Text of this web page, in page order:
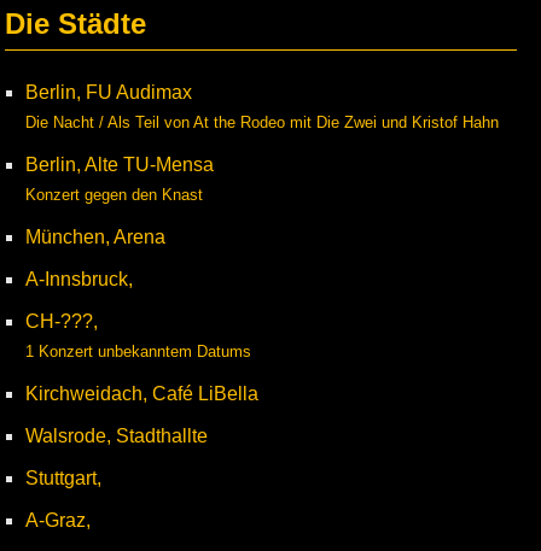
Die Städte
Berlin, FU Audimax
Die Nacht / Als Teil von At the Rodeo mit Die Zwei und Kristof Hahn
Berlin, Alte TU-Mensa
Konzert gegen den Knast
München, Arena
A-Innsbruck,
CH-???,
1 Konzert unbekanntem Datums
Kirchweidach, Café LiBella
Walsrode, Stadthallte
Stuttgart,
A-Graz,